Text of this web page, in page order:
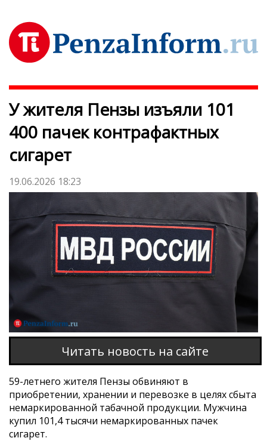
У жителя Пензы изъяли 101
400 пачек контрафактных
сигарет
19.06.2026 18:23
Читать новость на сайте
59-летнего жителя Пензы обвиняют в
приобретении, хранении и перевозке в целях сбыта
немаркированной табачной продукции. Мужчина
купил 101,4 тысячи немаркированных пачек
сигарет.